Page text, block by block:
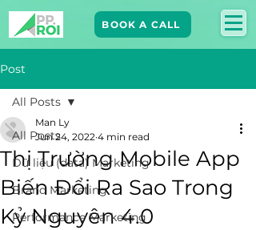
BOOK A CALL
Post
All Posts
Dữ liệu (data) Marketing
Brand Marketing​
Performance Marketing
All Posts
Thị Trường Mobile App
Biến Đổi Ra Sao Trong
Kỷ Nguyên 4.0
Man Ly
Jun 24, 2022 4 min read